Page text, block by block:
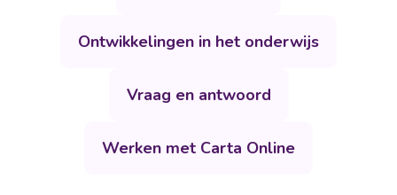
Ontwikkelingen in het onderwijs
Vraag en antwoord
Werken met Carta Online